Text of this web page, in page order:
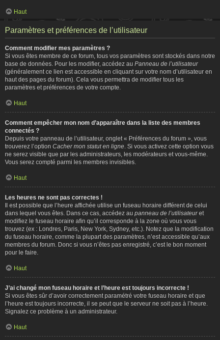
Haut
Paramètres et préférences de l’utilisateur
Comment modifier mes paramètres ?
Si vous êtes membre de ce forum, tous vos paramètres sont stockés dans notre
base de données. Pour les modifier, accédez au Panneau de l’utilisateur
(généralement ce lien est accessible en cliquant sur votre nom d’utilisateur en
haut des pages du forum). Cela vous permettra de modifier tous les
paramètres et préférences de votre compte.
Haut
Comment empêcher mon nom d’apparaître dans la liste des membres
connectés ?
Depuis votre panneau de l’utilisateur, onglet « Préférences du forum », vous
trouverez l’option Cacher mon statut en ligne . Si vous activez cette option vous
ne serez visible que par les administrateurs, les modérateurs et vous-même.
Vous serez compté parmi les membres invisibles.
Haut
Les heures ne sont pas correctes !
Il est possible que l’heure affichée utilise un fuseau horaire différent de celui
dans lequel vous êtes. Dans ce cas, accédez au panneau de l’utilisateuret
modifiez le fuseau horaire afin qu’il corresponde à la zone où vous vous
trouvez (ex : Londres, Paris, New York, Sydney, etc.). Notez que la modification
du fuseau horaire, comme la plupart des paramètres, n’est accessible qu’aux
membres du forum. Donc si vous n’êtes pas enregistré, c’est le bon moment
pour le faire.
Haut
J’ai changé mon fuseau horaire et l’heure est toujours incorrecte !
Si vous êtes sûr d’avoir correctement paramétré votre fuseau horaire et que
l’heure est toujours incorrecte, il se peut que le serveur ne soit pas à l’heure.
Signalez ce problème à un administrateur.
Haut